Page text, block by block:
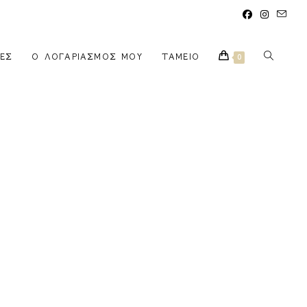
Ο ΛΟΓΑΡΙΑΣΜΌΣ ΜΟΥ ΤΑΜΕΊΟ 0